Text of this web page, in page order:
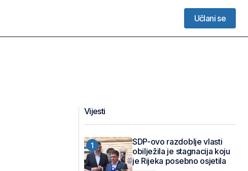
Učlani se
Vijesti
SDP-ovo razdoblje vlasti
obilježila je stagnacija koju
je Rijeka posebno osjetila